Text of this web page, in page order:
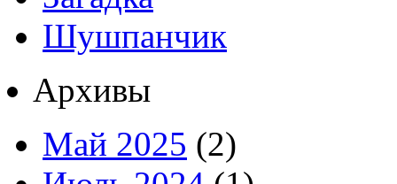
Шушпанчик
Архивы
Май 2025 (2)